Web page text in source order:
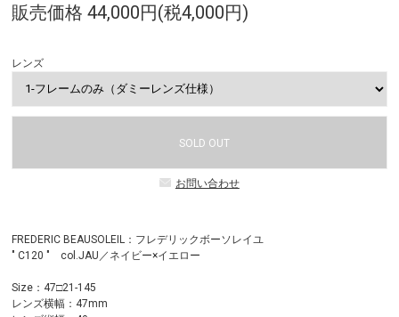
販売価格 44,000円(税4,000円)
レンズ
SOLD OUT
お問い合わせ
FREDERIC BEAUSOLEIL：フレデリックボーソレイユ
" C120 " col.JAU／ネイビー×イエロー
Size：47□21-145
レンズ横幅：47mm